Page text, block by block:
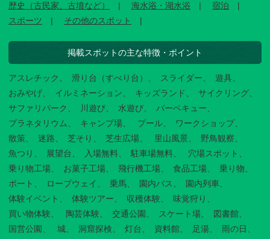
歴史（古民家、古墳など）
海水浴・湖水浴
宿泊
スポーツ
その他のスポット
掲載スポットの主な特徴・ポイント
アスレチック 滑り台（すべり台） スライダー
遊具
おみやげ
イルミネーション キッズランド
サイクリング
サファリパーク
川遊び 水遊び
バーベキュー
プラネタリウム
キャンプ場 プール
ワークショップ
散策
迷路 芝そり 芝生広場 里山風景
野鳥観察
魚つり
展望台 入場無料 駐車場無料
穴場スポット
乗り物工場
お菓子工場 飛行機工場 食品工場
乗り物
ボート
ロープウェイ 乗馬 園内バス
園内列車
体験イベント
体験ツアー 収穫体験
味覚狩り
買い物体験
陶芸体験 交通公園 スケート場
図書館
国営公園
城 洞窟探検 灯台 資料館 足湯 雨の日